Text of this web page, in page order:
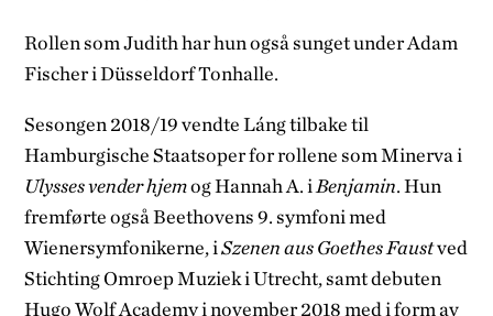
Rollen som Judith har hun også sunget under Adam
Fischer i Düsseldorf Tonhalle.
Sesongen 2018/19 vendte Láng tilbake til
Hamburgische Staatsoper for rollene som Minerva i
Ulysses vender hjemog Hannah A. i Benjamin. Hun
fremførte også Beethovens 9. symfoni med
Wienersymfonikerne, iSzenen aus Goethes Faustved
Stichting Omroep Muziek i Utrecht, samt debuten
Hugo Wolf Academy i november 2018 med i form av